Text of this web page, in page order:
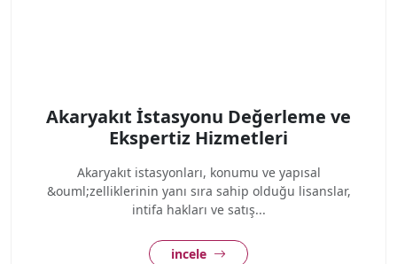
Akaryakıt İstasyonu Değerleme ve
Ekspertiz Hizmetleri
Akaryakıt istasyonları, konumu ve yapısal
&ouml;zelliklerinin yanı sıra sahip olduğu lisanslar,
intifa hakları ve satış...
incele